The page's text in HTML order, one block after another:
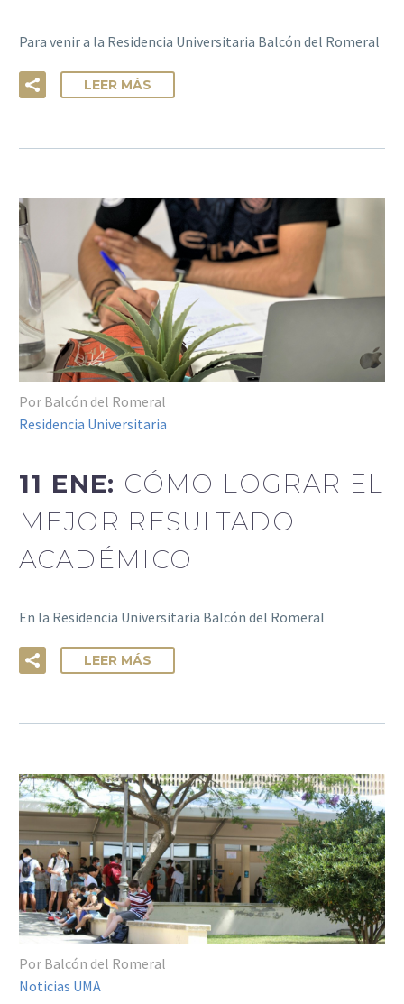
Para venir a la Residencia Universitaria Balcón del Romeral
LEER MÁS
Por Balcón del Romeral
Residencia Universitaria
11 ENE: CÓMO LOGRAR EL
MEJOR RESULTADO
ACADÉMICO
En la Residencia Universitaria Balcón del Romeral
LEER MÁS
Por Balcón del Romeral
Noticias UMA